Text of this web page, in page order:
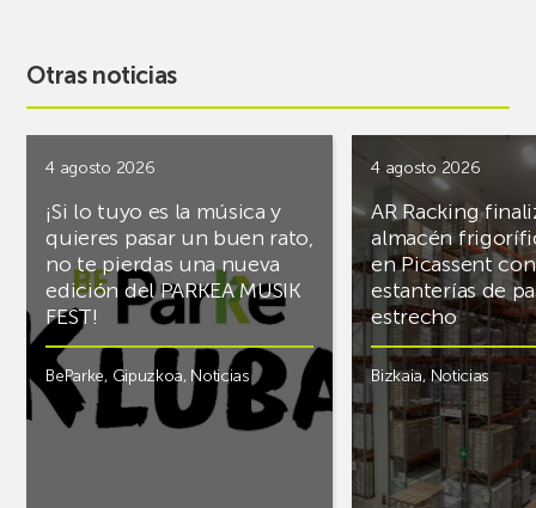
Otras noticias
4 agosto 2026
¡Si lo tuyo es la música y
quieres pasar un buen rato,
no te pierdas una nueva
edición del PARKEA MUSIK
FEST!
BeParke, Gipuzkoa, Noticias
4 agosto 2026
AR Racking
almacén
en Picassent con
estanterías de
estrecho
Bizkaia,Noticias